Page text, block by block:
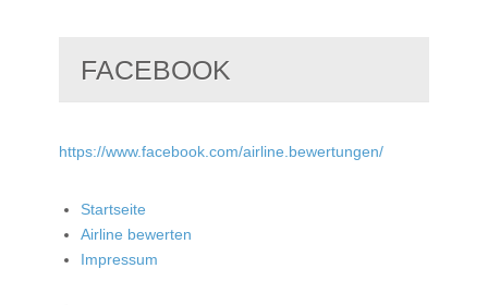
FACEBOOK
https://www.facebook.com/airline.bewertungen/
Startseite
Airline bewerten
Impressum